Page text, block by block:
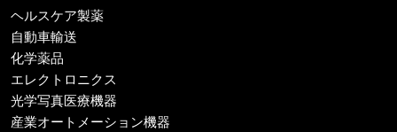
ヘルスケア製薬
自動車輸送
化学薬品
エレクトロニクス
光学写真医療機器
産業オートメーション機器